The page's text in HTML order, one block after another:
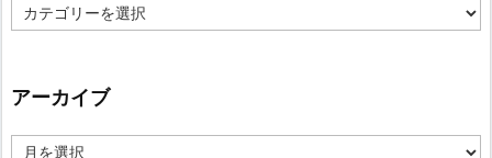
テ
ー
アーカイブ